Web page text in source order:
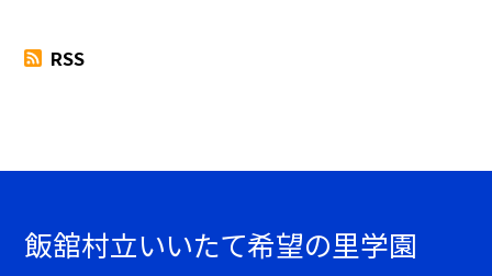
RSS
飯舘村立いいたて希望の里学園